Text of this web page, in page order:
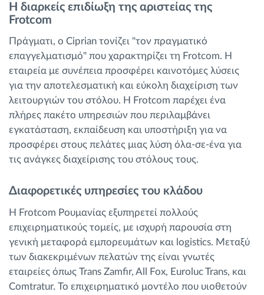
Η διαρκείς επιδίωξη της αριστείας της
Frotcom
Πράγματι, ο Ciprian τονίζει "τον πραγματικό
επαγγελματισμό" που χαρακτηρίζει τη Frotcom. Η
εταιρεία με συνέπεια προσφέρει καινοτόμες λύσεις
για την αποτελεσματική και εύκολη διαχείριση των
λειτουργιών του στόλου. Η Frotcom παρέχει ένα
πλήρες πακέτο υπηρεσιών που περιλαμβάνει
εγκατάσταση, εκπαίδευση και υποστήριξη για να
προσφέρει στους πελάτες μιας λύση όλα-σε-ένα για
τις ανάγκες διαχείρισης του στόλους τους.
Διαφορετικές υπηρεσίες του κλάδου
Η Frotcom Ρουμανίας εξυπηρετεί πολλούς
επιχειρηματικούς τομείς, με ισχυρή παρουσία στη
γενική μεταφορά εμπορευμάτων και logistics. Μεταξύ
των διακεκριμένων πελατών της είναι γνωτές
εταιρείες όπως Trans Zamfir, All Fox, Euroluc Trans, και
Comtratur. Το επιχειρηματικό μοντέλο που υιοθετούν